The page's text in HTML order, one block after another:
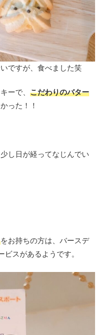
ですが、食べました笑
ーで、 こだわりのバター
った！！
し日が経ってなじんでい
をお持ちの方は、バースデ
スがあるようです。